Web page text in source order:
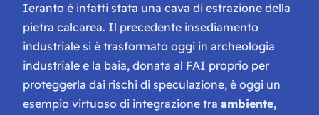
Ieranto è infatti stata una cava di estrazione della
pietra calcarea. Il precedente insediamento
industriale si è trasformato oggi in archeologia
industriale e la baia, donata al FAI proprio per
proteggerla dai rischi di speculazione, è oggi un
esempio virtuoso di integrazione tra ambiente,